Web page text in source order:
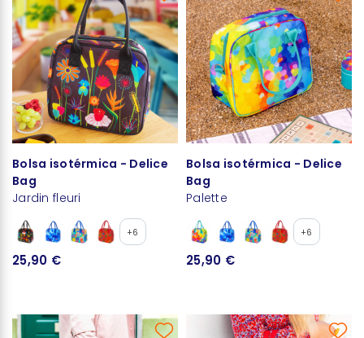
Bolsa isotérmica - Delice
Bag
Jardin fleuri
+6
25,90 €
Bolsa isotérmica - Delice
Bag
Palette
+6
25,90 €